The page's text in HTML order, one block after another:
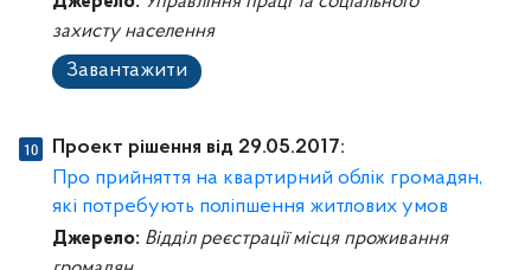
захисту населення
Завантажити
Проект рішення від 29.05.2017:
Про прийняття на квартирний облік громадян,
які потребують поліпшення житлових умов
Джерело: Відділ реєстрації місця проживання